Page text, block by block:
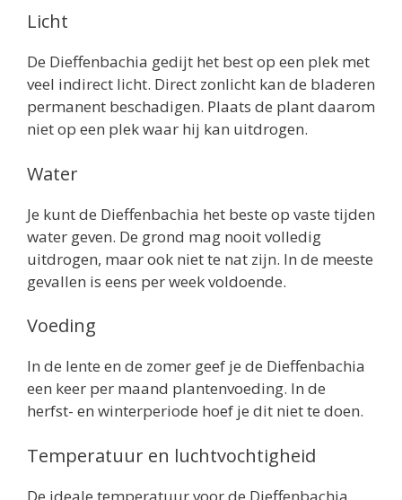
Licht
De Dieffenbachia gedijt het best op een plek met
veel indirect licht. Direct zonlicht kan de bladeren
permanent beschadigen. Plaats de plant daarom
niet op een plek waar hij kan uitdrogen.
Water
Je kunt de Dieffenbachia het beste op vaste tijden
water geven. De grond mag nooit volledig
uitdrogen, maar ook niet te nat zijn. In de meeste
gevallen is eens per week voldoende.
Voeding
In de lente en de zomer geef je de Dieffenbachia
een keer per maand plantenvoeding. In de
herfst- en winterperiode hoef je dit niet te doen.
Temperatuur en luchtvochtigheid
De ideale temperatuur voor de Dieffenbachia